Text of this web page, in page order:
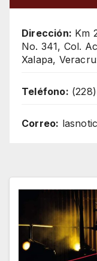
Dirección: Km
No. 341, Col.
Xalapa,
Teléfono:
Correo: